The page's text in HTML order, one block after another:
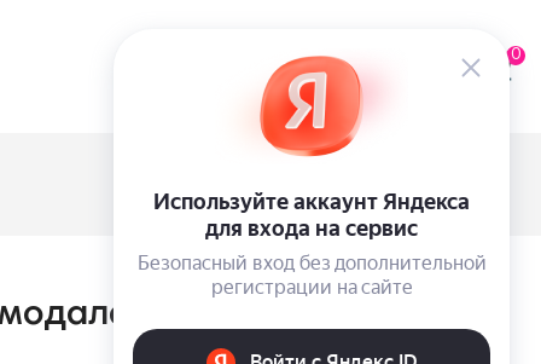
0
со штанами Victoria's